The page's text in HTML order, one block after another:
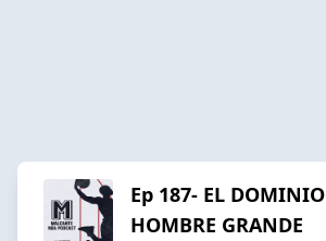
Ep 187- EL
HOMBRE GRANDE